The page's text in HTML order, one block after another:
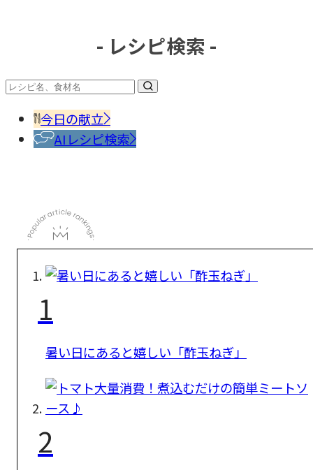
- レシピ検索 -
今日の献立
AIレシピ検索
1
暑い日にあると嬉しい「酢玉ねぎ」
2